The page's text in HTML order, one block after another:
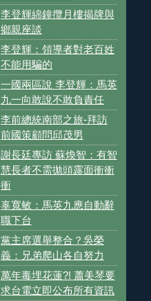
李登輝綿鐘攬月樓揭牌與
鄉親座談
李登輝：領導者對老百姓
不能用騙的
一國兩區說 李登輝：馬英
九一向敢說不敢負責任
李前總統南部之旅-拜訪
前國策顧問邱茂男
謝長廷專訪 蘇煥智：有智
慧長者不需拋頭露面衝衝
衝
辜寬敏：馬英九應自動辭
職下台
黨主席選舉整合？吳榮
義：兄弟爬山各自努力
萬年毒埋花蓮?! 蕭美琴要
求台電立即公布所有資訊